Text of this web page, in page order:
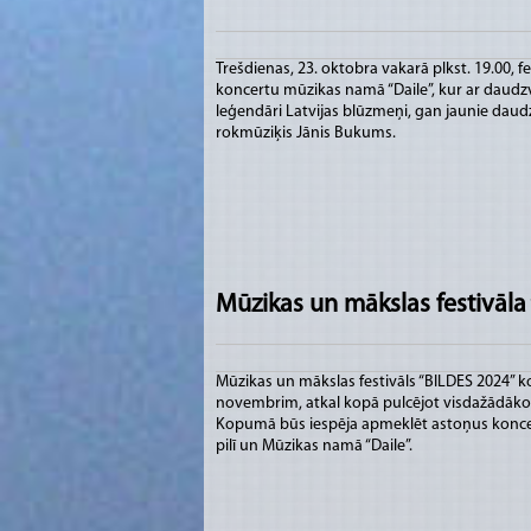
Trešdienas, 23. oktobra vakarā plkst. 19.00,
koncertu mūzikas namā “Daile”, kur ar
leģendāri Latvijas blūzmeņi, gan jaunie
rokmūziķis Jānis Bukums.
Mūzikas un mākslas
Mūzikas un mākslas festivāls “BILDES
novembrim, atkal kopā pulcējot
Kopumā būs iespēja apmeklēt astoņus
pilī un Mūzikas namā “Daile”.